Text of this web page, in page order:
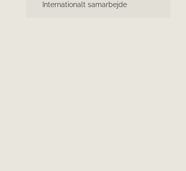
Internationalt samarbejde